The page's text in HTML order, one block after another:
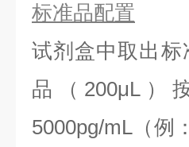
标准品配置
试剂盒中取出
品（200μL）
5000pg/mL（例